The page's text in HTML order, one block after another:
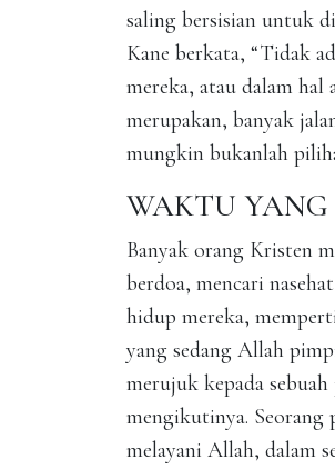
saling bersisian untuk
Kane berkata, “Tidak
mereka, atau dalam
merupakan, banyak
mungkin bukanlah
WAKTU YANG
Banyak orang Kristen
berdoa, mencari
hidup mereka,
yang sedang Allah
merujuk kepada
mengikutinya. Seorang
melayani Allah, dalam